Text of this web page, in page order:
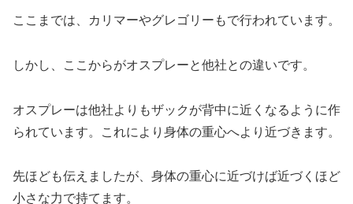
ここまでは、カリマーやグレゴリーもで行われています。
しかし、ここからがオスプレーと他社との違いです。
オスプレーは他社よりもザックが背中に近くなるように作
られています。これにより身体の重心へより近づきます。
先ほども伝えましたが、身体の重心に近づけば近づくほど
小さな力で持てます。